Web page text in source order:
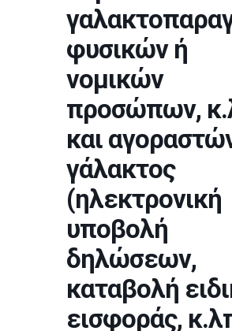
φυσικών ή
νομικών
προσώπων,
και
γάλακτος
(ηλεκτρονική
υποβολή
δηλώσεων,
καταβολή
εισφοράς,